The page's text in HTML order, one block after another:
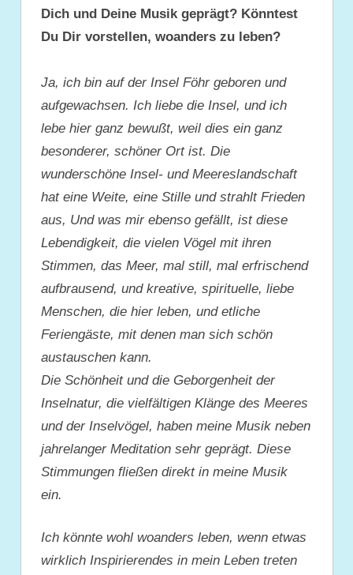
Dich und Deine Musik geprägt? Könntest
Du Dir vorstellen, woanders zu leben?
Ja, ich bin auf der Insel Föhr geboren und
aufgewachsen. Ich liebe die Insel, und ich
lebe hier ganz bewußt, weil dies ein ganz
besonderer, schöner Ort ist. Die
wunderschöne Insel- und Meereslandschaft
hat eine Weite, eine Stille und strahlt Frieden
aus, Und was mir ebenso gefällt, ist diese
Lebendigkeit, die vielen Vögel mit ihren
Stimmen, das Meer, mal still, mal erfrischend
aufbrausend, und kreative, spirituelle, liebe
Menschen, die hier leben, und etliche
Feriengäste, mit denen man sich schön
austauschen kann.
Die Schönheit und die Geborgenheit der
Inselnatur, die vielfältigen Klänge des Meeres
und der Inselvögel, haben meine Musik neben
jahrelanger Meditation sehr geprägt. Diese
Stimmungen fließen direkt in meine Musik
ein.
Ich könnte wohl woanders leben, wenn etwas
wirklich Inspirierendes in mein Leben treten